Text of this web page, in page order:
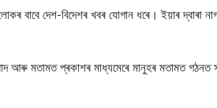
বাবে দেশ-বিদেশৰ খবৰ যোগান ধৰে। ইয়াৰ দ্বাৰা
আৰু মতামত প্ৰকাশৰ মাধ্যমেৰে মানুহৰ মতামত